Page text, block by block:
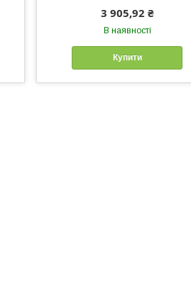
3 905,92 ₴
В наявності
Купити